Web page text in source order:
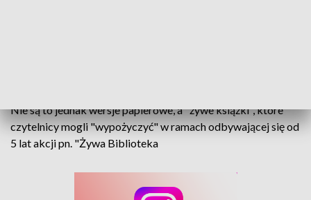
Nie są to jednak wersje papierowe, a "żywe książki", które
czytelnicy mogli "wypożyczyć" w ramach odbywającej się od
5 lat akcji pn. "Żywa Biblioteka